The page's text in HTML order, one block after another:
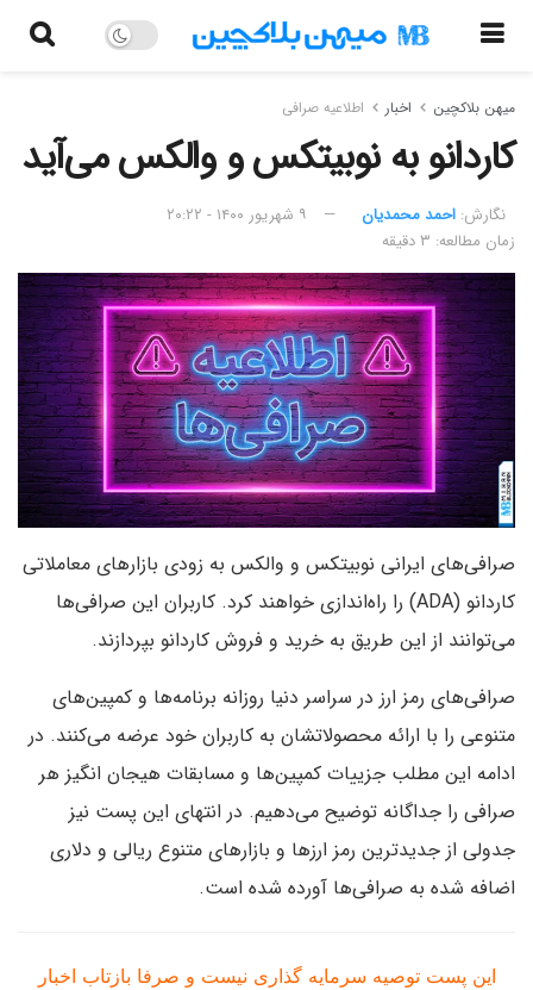
میهن بلاکچین اخبار اطلاعیه صرافی
کاردانو به نوبیتکس و والکس می‌آید
نگارش:‌ احمد محمدیان
۹ شهریور ۱۴۰۰ - ۲۰:۲۲
زمان مطالعه: ۳ دقیقه
صرافی‌های ایرانی نوبیتکس و والکس به زودی بازارهای معاملاتی
کاردانو (ADA) را راه‌اندازی خواهند کرد. کاربران این صرافی‌ها
می‌توانند از این طریق به خرید و فروش کاردانو بپردازند.
صرافی‌های رمز ارز در سراسر دنیا روزانه برنامه‌ها و کمپین‌های
متنوعی را با ارائه محصولاتشان به کاربران خود عرضه می‌کنند. در
ادامه این مطلب جزییات کمپین‌ها و مسابقات هیجان انگیز هر
صرافی را جداگانه توضیح می‌دهیم. در انتهای این پست نیز
جدولی از جدیدترین رمز ارزها و بازارهای متنوع ریالی و دلاری
اضافه شده به صرافی‌ها آورده شده است.
این پست توصیه سرمایه گذاری نیست و صرفا بازتاب اخبار